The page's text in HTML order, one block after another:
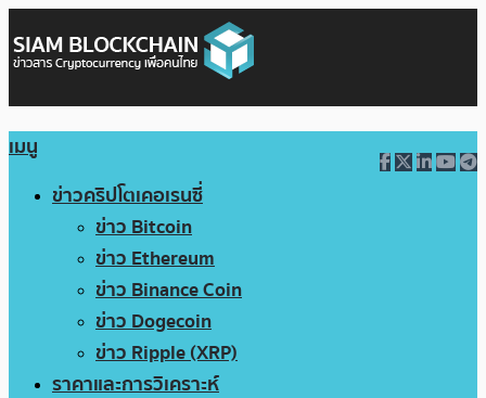
เมนู
ข่าวคริปโตเคอเรนซี่
ข่าว Bitcoin
ข่าว Ethereum
ข่าว Binance Coin
ข่าว Dogecoin
ข่าว Ripple (XRP)
ราคาและการวิเคราะห์